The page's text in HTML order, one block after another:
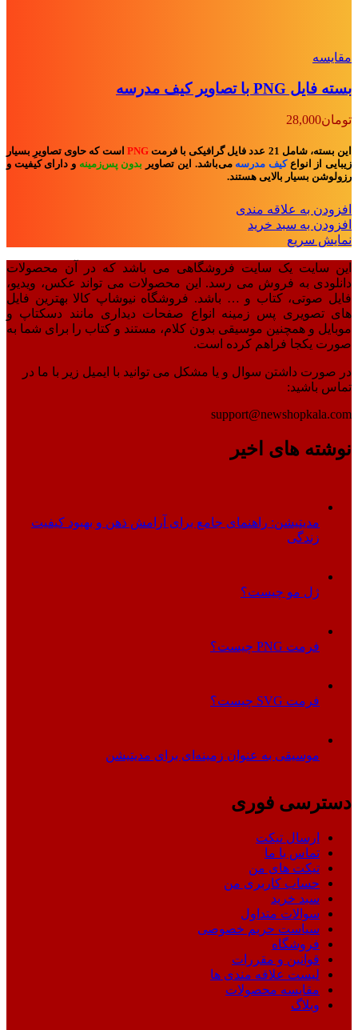
مقايسه
بسته فایل PNG با تصاویر کیف مدرسه
تومان28,000
این بسته، شامل 21 عدد فایل گرافیکی با فرمت PNG است که حاوی تصاویرِ بسیار
زیبایی از انواعکیف مدرسه می‌باشد. این تصاویر بدون پس‌زمینه و دارای کیفیت و
رزولوشن بسیار بالایی هستند.
افزودن به علاقه مندی
افزودن به سبد خرید
نمایش سریع
این سایت یک سایت فروشگاهی می باشد که در آن محصولات
دانلودی به فروش می رسد. این محصولات می تواند عکس، ویدیو،
فایل صوتی، کتاب و … باشد. فروشگاه نیوشاپ کالا بهترین فایل
های تصویری پس زمینه انواع صفحات دیداری مانند دسکتاپ و
موبایل و همچنین موسیقی بدون کلام، مستند و کتاب را برای شما به
صورت یکجا فراهم کرده است.
در صورت داشتن سوال و یا مشکل می توانید با ایمیل زیر با ما در
تماس باشید:
support@newshopkala.com
نوشته های اخیر
مدیتیشن: راهنمای جامع برای آرامش ذهن و بهبود کیفیت
زندگی
ژل مو چیست؟
فرمت PNG چیست؟
فرمت SVG چیست؟
موسیقی به عنوان زمینه‌ای برای مدیتیشن
دسترسی فوری
ارسال تیکت
تماس با ما
تیکت های من
حساب کاربری من
سبد خرید
سوالات متداول
سیاست حریم خصوصی
فروشگاه
قوانین و مقررات
لیست علاقه مندی ها
مقایسه محصولات
وبلاگ